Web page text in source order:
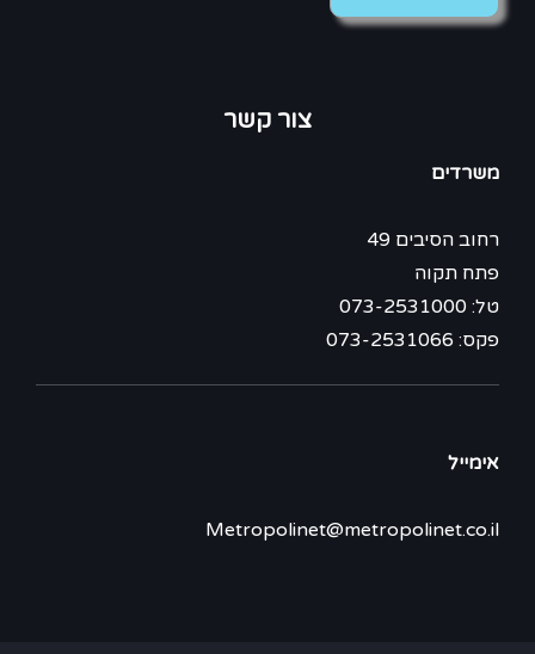
צור קשר
משרדים
רחוב הסיבים 49
פתח תקוה
טל: 073-2531000
פקס: 073-2531066
אימייל
Metropolinet@metropolinet.co.il